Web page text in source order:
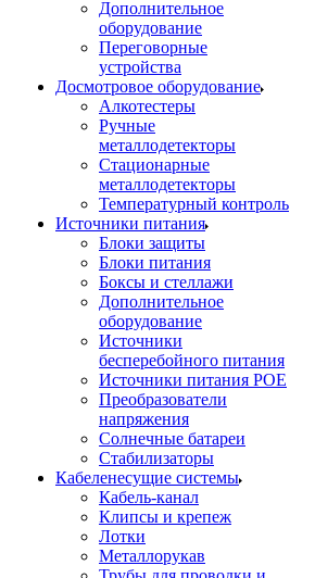
Дополнительное
оборудование
Переговорные
устройства
Досмотровое оборудование
Алкотестеры
Ручные
металлодетекторы
Стационарные
металлодетекторы
Температурный контроль
Источники питания
Блоки защиты
Блоки питания
Боксы и стеллажи
Дополнительное
оборудование
Источники
бесперебойного питания
Источники питания POE
Преобразователи
напряжения
Солнечные батареи
Стабилизаторы
Кабеленесущие системы
Кабель-канал
Клипсы и крепеж
Лотки
Металлорукав